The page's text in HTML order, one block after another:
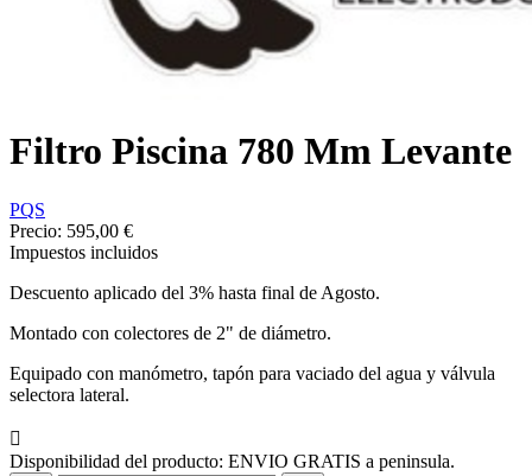
Filtro Piscina 780 Mm Levante
PQS
Precio: 595,00 €
Impuestos incluidos
Descuento aplicado del 3% hasta final de Agosto.
Montado con colectores de 2" de diámetro.
Equipado con manómetro, tapón para vaciado del agua y válvula
selectora lateral.

Disponibilidad del producto: ENVIO GRATIS a peninsula.